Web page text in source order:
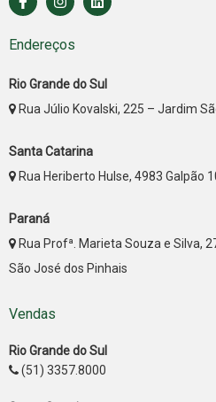
Endereços
Rio Grande do Sul
Rua Júlio Kovalski, 225 – Jardim
Santa Catarina
Rua Heriberto Hulse, 4983 Galpão
Paraná
Rua Profª. Marieta Souza e Silva,
São José dos Pinhais
Vendas
Rio Grande do Sul
(51) 3357.8000